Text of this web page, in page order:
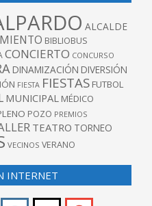
ALCALDE
BIBLIOBUS
CONCIERTO CONCURSO
DINAMIZACIÓN DIVERSIÓN
FIESTA FIESTAS FUTBOL
MUNICIPAL MÉDICO
POZO PREMIOS
TEATRO TORNEO
VECINOS VERANO
INTERNET